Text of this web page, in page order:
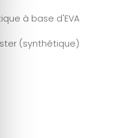
à base d'EVA
(synthétique)